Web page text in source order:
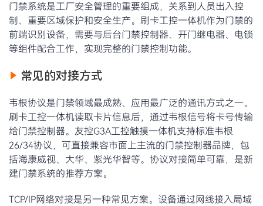
门禁系统是工厂安全管理的重要组成，关系到人员出入控
制、重要区域保护和安全生产。刷卡工控一体机作为门禁的
前端识别设备，需要与后台门禁控制器、开门继电器、电锁
等组件配合工作，实现完整的门禁控制功能。
常见的对接方式
韦根协议是门禁领域最成熟、应用最广泛的通讯方式之一。
刷卡工控一体机读取卡片信息后，通过韦根信号将卡号传输
给门禁控制器。友控G3A工控触摸一体机支持标准韦根
26/34协议，可直接兼容市面上主流的门禁控制器品牌，包
括海康威视、大华、紫光华智等。协议对接简单可靠，是新
建门禁系统的推荐方案。
TCP/IP网络对接是另一种常见方案。设备通过网线接入局域